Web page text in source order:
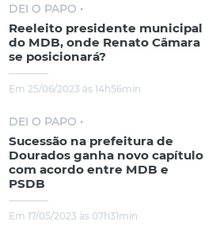
DEI O PAPO •
Reeleito presidente municipal
do MDB, onde Renato Câmara
se posicionará?
Em 25/06/2023 às 14h56min
DEI O PAPO •
Sucessão na prefeitura de
Dourados ganha novo capítulo
com acordo entre MDB e
PSDB
Em 17/05/2023 às 07h31min